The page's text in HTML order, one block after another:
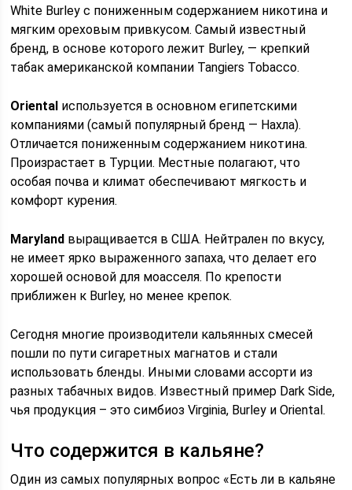
White Burley с пониженным содержанием никотина и
мягким ореховым привкусом. Самый известный
бренд, в основе которого лежит Burley, — крепкий
табак американской компании Tangiers Tobacco.
Oriental используется в основном египетскими
компаниями (самый популярный бренд — Нахла).
Отличается пониженным содержанием никотина.
Произрастает в Турции. Местные полагают, что
особая почва и климат обеспечивают мягкость и
комфорт курения.
Maryland выращивается в США. Нейтрален по вкусу,
не имеет ярко выраженного запаха, что делает его
хорошей основой для моасселя. По крепости
приближен к Burley, но менее крепок.
Сегодня многие производители кальянных смесей
пошли по пути сигаретных магнатов и стали
использовать бленды. Иными словами ассорти из
разных табачных видов. Известный пример Dark Side,
чья продукция – это симбиоз Virginia, Burley и Oriental.
Что содержится в кальяне?
Один из самых популярных вопрос «Есть ли в кальяне